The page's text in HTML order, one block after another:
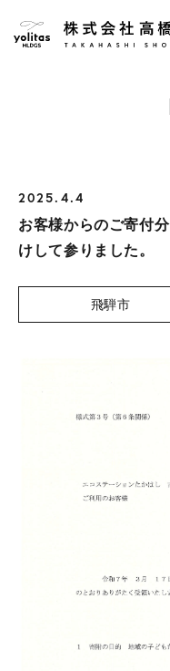
お客様からのご寄付分（令
2025.4.4
お客様からのご寄付
けして参りました。
飛騨市